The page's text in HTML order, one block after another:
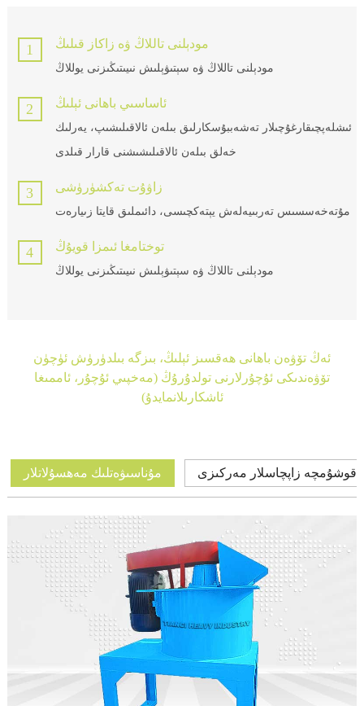
1 مودېلنى تاللاڭ ۋە زاكاز قىلىڭ
مودېلنى تاللاڭ ۋە سېتىۋېلىش نىيىتىڭىزنى يوللاڭ
2 ئاساسىي باھانى ئېلىڭ
ئىشلەپچىقارغۇچىلار تەشەببۇسكارلىق بىلەن ئالاقىلىشىپ، يەرلىك
خەلق بىلەن ئالاقىلىشىشنى قارار قىلدى
3 زاۋۇت تەكشۈرۈشى
مۇتەخەسسىس تەربىيەلەش يېتەكچىسى، دائىملىق قايتا زىيارەت
4 توختامغا ئىمزا قويۇڭ
مودېلنى تاللاڭ ۋە سېتىۋېلىش نىيىتىڭىزنى يوللاڭ
ئەڭ تۆۋەن باھانى ھەقسىز ئېلىڭ، بىزگە بىلدۈرۈش ئۈچۈن
تۆۋەندىكى ئۇچۇرلارنى تولدۇرۇڭ (مەخپىي ئۇچۇر، ئاممىغا
ئاشكارىلانمايدۇ)
مۇناسىۋەتلىك مەھسۇلاتلار قوشۇمچە زاپچاسلار مەركىزى